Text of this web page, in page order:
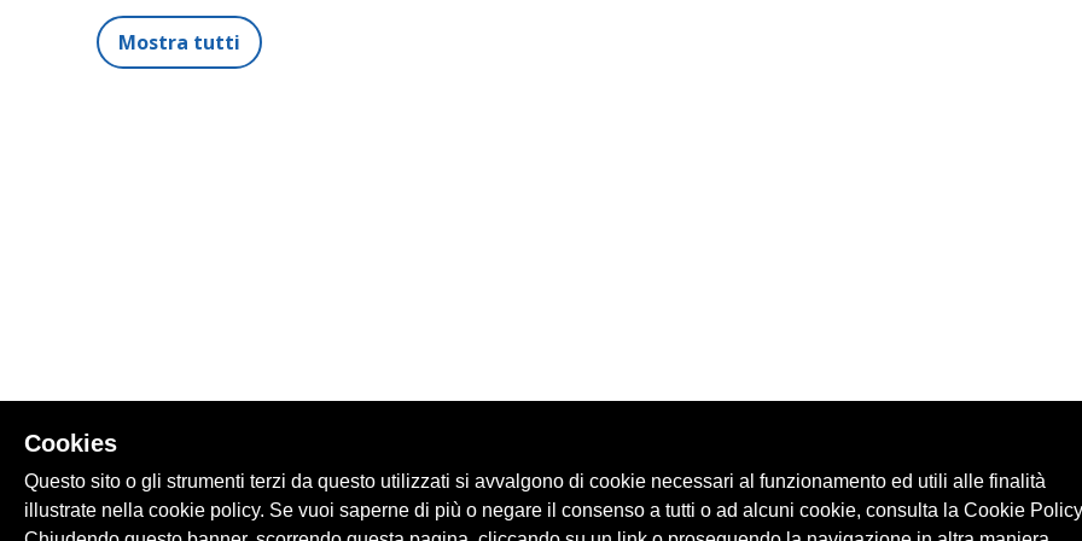
Mostra tutti
Cookies
Questo sito o gli strumenti terzi da questo utilizzati si avvalgono di cookie necessari al funzionamento ed utili alle finalità
illustrate nella cookie policy. Se vuoi saperne di più o negare il consenso a tutti o ad alcuni cookie, consulta la Cookie